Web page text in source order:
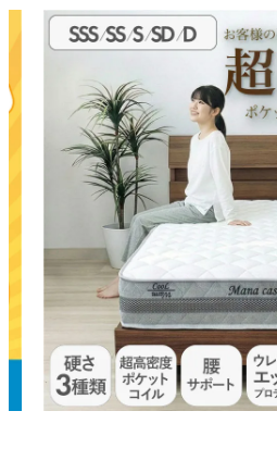
冷感ラグ 冷感寝具
カテゴリから探す
ソファ